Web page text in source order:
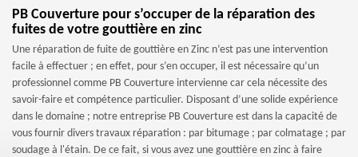
PB Couverture pour s’occuper de la réparation des
fuites de votre gouttière en zinc
Une réparation de fuite de gouttière en Zinc n’est pas une intervention
facile à effectuer ; en effet, pour s’en occuper, il est nécessaire qu’un
professionnel comme PB Couverture intervienne car cela nécessite des
savoir-faire et compétence particulier. Disposant d’une solide expérience
dans le domaine ; notre entreprise PB Couverture est dans la capacité de
vous fournir divers travaux réparation : par bitumage ; par colmatage ; par
soudage à l'étain. De ce fait, si vous avez une gouttière en zinc à faire